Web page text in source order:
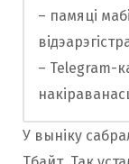
– памяці
– Telegram-
У выніку